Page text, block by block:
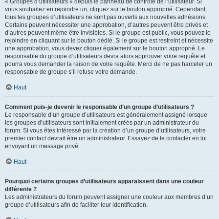
« Groupes d’utilisateurs » depuis le panneau de contrôle de l’utilisateur. Si
vous souhaitez en rejoindre un, cliquez sur le bouton approprié. Cependant,
tous les groupes d’utilisateurs ne sont pas ouverts aux nouvelles adhésions.
Certains peuvent nécessiter une approbation, d’autres peuvent être privés et
d’autres peuvent même être invisibles. Si le groupe est public, vous pouvez le
rejoindre en cliquant sur le bouton dédié. Si le groupe est restreint et nécessite
une approbation, vous devez cliquer également sur le bouton approprié. Le
responsable du groupe d’utilisateurs devra alors approuver votre requête et
pourra vous demander la raison de votre requête. Merci de ne pas harceler un
responsable de groupe s’il refuse votre demande.
Haut
Comment puis-je devenir le responsable d’un groupe d’utilisateurs ?
Le responsable d’un groupe d’utilisateurs est généralement assigné lorsque
les groupes d’utilisateurs sont initialement créés par un administrateur du
forum. Si vous êtes intéressé par la création d’un groupe d’utilisateurs, votre
premier contact devrait être un administrateur. Essayez de le contacter en lui
envoyant un message privé.
Haut
Pourquoi certains groupes d’utilisateurs apparaissent dans une couleur
différente ?
Les administrateurs du forum peuvent assigner une couleur aux membres d’un
groupe d’utilisateurs afin de faciliter leur identification.